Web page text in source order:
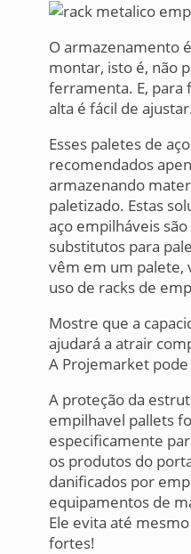
O armazenamento
montar, isto é, não
ferramenta. E, para
alta é fácil de
Esses paletes de
recomendados
armazenando
paletizado. Estas
aço empilháveis
substitutos para
vêm em um palete,
uso de racks de
Mostre que a
ajudará a atrair
A Projemarket
A proteção da
empilhavel pallets
especificamente
os produtos do
danificados por
equipamentos de
Ele evita até
fortes!